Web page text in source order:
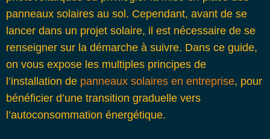
panneaux solaires au sol. Cependant, avant de se
lancer dans un projet solaire, il est nécessaire de se
renseigner sur la démarche à suivre. Dans ce guide,
on vous expose les multiples principes de
l’installation de panneaux solaires en entreprise, pour
bénéficier d’une transition graduelle vers
l’autoconsommation énergétique.